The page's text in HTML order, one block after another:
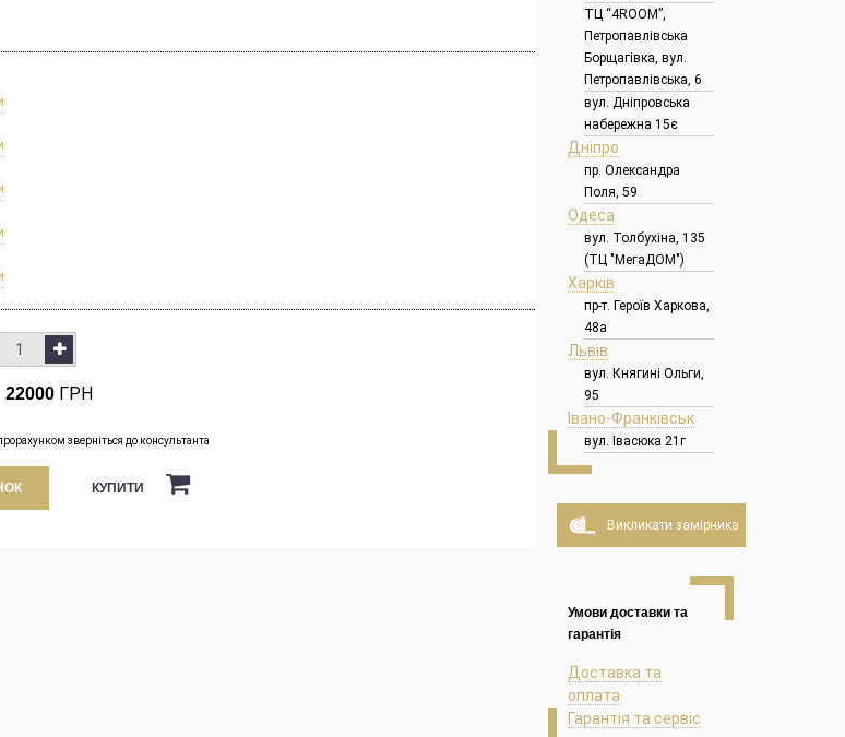
22000 ГРН
зверніться до консультанта
КУПИТИ
ТЦ “4ROOM”,
Петропавлівська
Борщагівка, вул.
Петропавлівська, 6
вул. Дніпровська
набережна 15є
Дніпро
пр. Олександра
Поля, 59
Одеса
вул. Толбухіна, 135
(ТЦ "МегаДОМ")
Харків
пр-т. Героїв Харкова,
48а
Львів
вул. Княгині Ольги,
95
Івано-Франківськ
вул. Івасюка 21г
Викликати замірника
Умови доставки та
гарантія
Доставка та
оплата
Гарантія та сервіс